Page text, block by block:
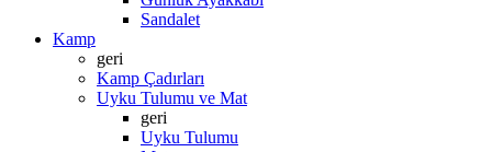
Sandalet
Kamp
geri
Kamp Çadırları
Uyku Tulumu ve Mat
geri
Uyku Tulumu